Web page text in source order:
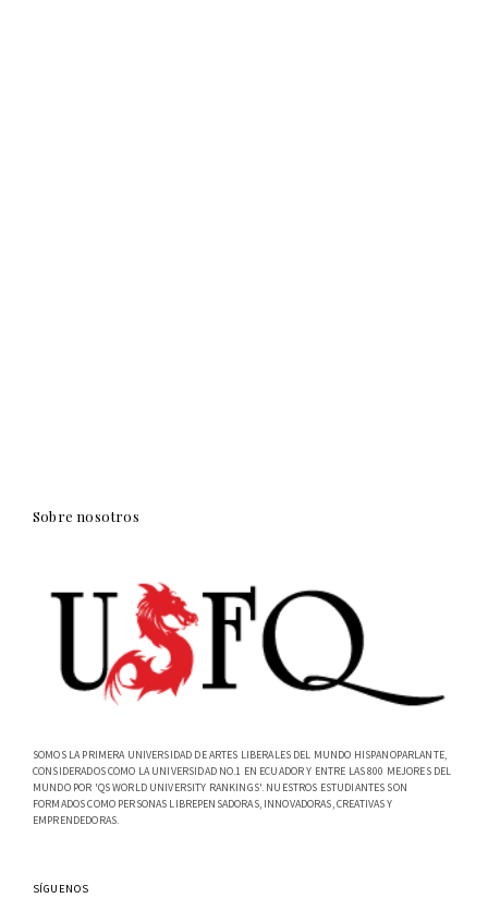
Sobre nosotros
SOMOS LA PRIMERA UNIVERSIDAD DE ARTES LIBERALES DEL MUNDO HISPANOPARLANTE,
CONSIDERADOS COMO LA UNIVERSIDAD NO.1 EN ECUADOR Y ENTRE LAS 800 MEJORES DEL
MUNDO POR 'QS WORLD UNIVERSITY RANKINGS'. NUESTROS ESTUDIANTES SON
FORMADOS COMO PERSONAS LIBREPENSADORAS, INNOVADORAS, CREATIVAS Y
EMPRENDEDORAS.
SÍGUENOS